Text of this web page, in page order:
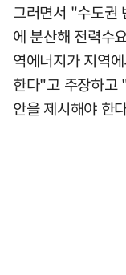
그러면서 "수도권
에 분산해 전력수
역에너지가 지역
한다"고 주장하고
안을 제시해야 한